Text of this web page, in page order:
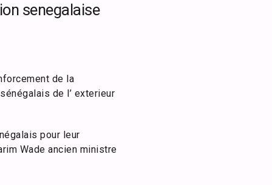
senegalaise
de la
de l’ exterieur
pour leur
Wade ancien ministre